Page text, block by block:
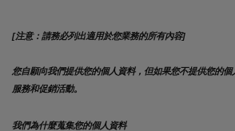
[注意：請務必列出適用於您業務的所有內容]
您自願向我們提供您的個人資料，但如果您不提供您的
服務和促銷活動。
我們為什麼蒐集您的個人資料